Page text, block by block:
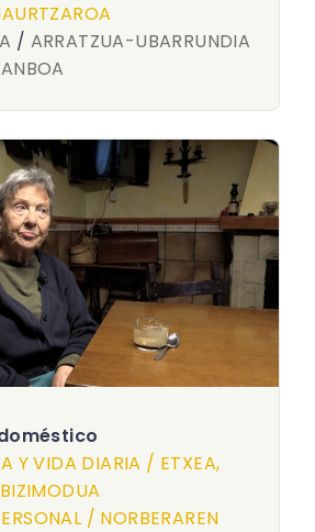
/ ARRATZUA-UBARRUNDIA
Y VIDA DIARIA / ETXEA,
/ NORBERAREN